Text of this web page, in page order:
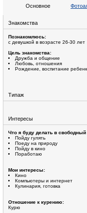
Основное
Знакомства
Познакомлюсь:
с девушкой в возрасте 26-30 лет
Цель знакомства:
Дружба и общение
Любовь, отношения
Рождение, воспитание
Типаж
Интересы
Что я буду делать в свободный
Пойду гулять
Поеду на природу
Пойду в кино
Поработаю
Мои интересы:
Кино
Компьютеры и интернет
Кулинария, готовка
Отношение к курению:
Курю